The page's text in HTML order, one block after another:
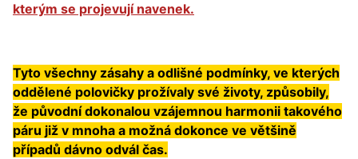
kterým se projevují navenek.
Tyto všechny zásahy a odlišné podmínky, ve kterých
oddělené polovičky prožívaly své životy, způsobily,
že původní dokonalou vzájemnou harmonii takového
páru již v mnoha a možná dokonce ve většině
případů dávno odvál čas.